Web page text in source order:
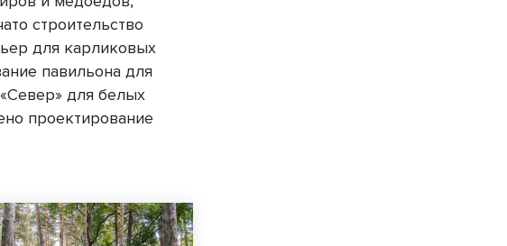
строительство
для карликовых
павильона для
для белых
проектирование